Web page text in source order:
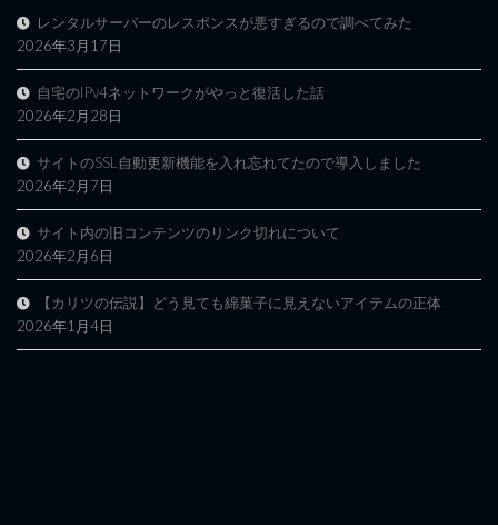
レンタルサーバーのレスポンスが悪すぎるので調べてみた
2026年3月17日
自宅のIPv4ネットワークがやっと復活した話
2026年2月28日
サイトのSSL自動更新機能を入れ忘れてたので導入しました
2026年2月7日
サイト内の旧コンテンツのリンク切れについて
2026年2月6日
【カリツの伝説】どう見ても綿菓子に見えないアイテムの正体
2026年1月4日